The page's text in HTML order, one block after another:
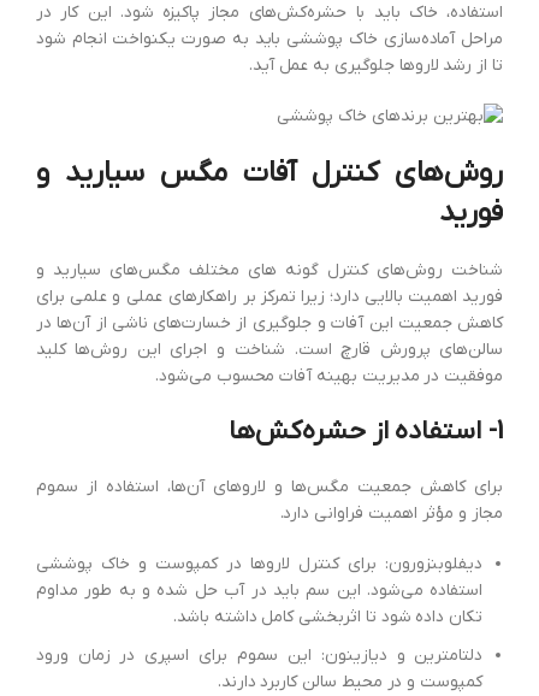
استفاده، خاک باید با حشره‌کش‌های مجاز پاکیزه شود. این کار در
مراحل آماده‌سازی خاک پوششی باید به صورت یکنواخت انجام شود
تا از رشد لاروها جلوگیری به عمل آید.
روش‌های کنترل آفات مگس سیارید و
فورید
شناخت روش‌های کنترل گونه های مختلف مگس‌های سیارید و
فورید اهمیت بالایی دارد؛ زیرا تمرکز بر راهکارهای عملی و علمی برای
کاهش جمعیت این آفات و جلوگیری از خسارت‌های ناشی از آن‌ها در
سالن‌های پرورش قارچ است. شناخت و اجرای این روش‌ها کلید
موفقیت در مدیریت بهینه آفات محسوب می‌شود.
1- استفاده از حشره‌کش‌ها
برای کاهش جمعیت مگس‌ها و لاروهای آن‌ها، استفاده از سموم
مجاز و مؤثر اهمیت فراوانی دارد.
دیفلوبنزورون: برای کنترل لاروها در کمپوست و خاک پوششی
استفاده می‌شود. این سم باید در آب حل شده و به طور مداوم
تکان داده شود تا اثربخشی کامل داشته باشد.
دلتامترین و دیازینون: این سموم برای اسپری در زمان ورود
کمپوست و در محیط سالن کاربرد دارند.